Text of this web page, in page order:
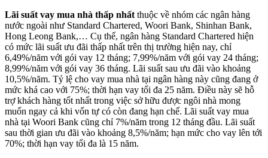
Lãi suất vay mua nhà thấp nhất thuộc về nhóm các ngân hàng
nước ngoài như Standard Chartered, Woori Bank, Shinhan Bank,
Hong Leong Bank,… Cụ thể, ngân hàng Standard Chartered hiện
có mức lãi suất ưu đãi thấp nhất trên thị trường hiện nay, chỉ
6,49%/năm với gói vay 12 tháng; 7,99%/năm với gói vay 24 tháng;
8,99%/năm với gói vay 36 tháng. Lãi suất sau ưu đãi vào khoảng
10,5%/năm. Tỷ lệ cho vay mua nhà tại ngân hàng này cũng đang ở
mức khá cao với 75%; thời hạn vay tối đa 25 năm. Điều này sẽ hỗ
trợ khách hàng tốt nhất trong việc sở hữu được ngôi nhà mong
muốn ngay cả khi vốn tự có còn đang hạn chế. Lãi suất vay mua
nhà tại Woori Bank cũng chỉ 7%/năm trong 12 tháng đầu. Lãi suất
sau thời gian ưu đãi vào khoảng 8,5%/năm; hạn mức cho vay lên tới
70%; thời hạn vay tối đa là 15 năm.